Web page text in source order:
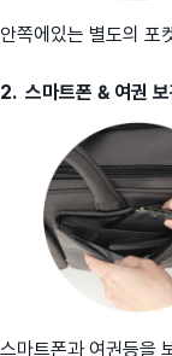
안쪽에있는 별도의 포
2. 스마트폰 & 여권
스마트폰과 여권등을